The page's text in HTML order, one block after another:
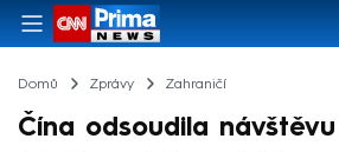
Domů Zprávy Zahraničí
Čína odsoudila návštěvu